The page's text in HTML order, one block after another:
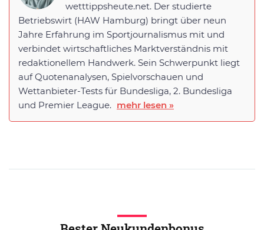
wetttippsheute.net. Der studierte
Betriebswirt (HAW Hamburg) bringt über neun
Jahre Erfahrung im Sportjournalismus mit und
verbindet wirtschaftliches Marktverständnis mit
redaktionellem Handwerk. Sein Schwerpunkt liegt
auf Quotenanalysen, Spielvorschauen und
Wettanbieter-Tests für Bundesliga, 2. Bundesliga
und Premier League. mehr lesen »